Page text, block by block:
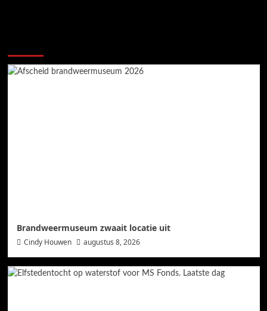
Brandweermuseum zwaait locatie uit
Cindy Houwen augustus 8, 2026